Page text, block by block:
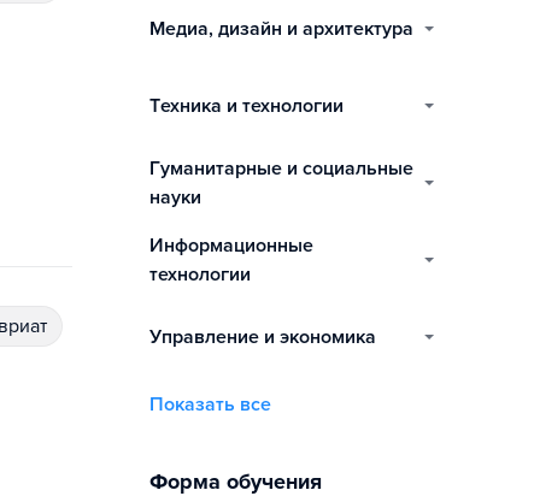
медиа, дизайн и архитектура
техника и технологии
гуманитарные и социальные
науки
информационные
технологии
управление и экономика
Показать все
Форма обучения